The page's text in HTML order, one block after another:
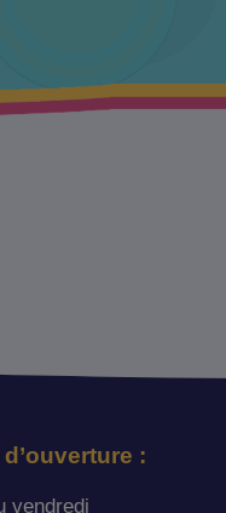
:
vendredi